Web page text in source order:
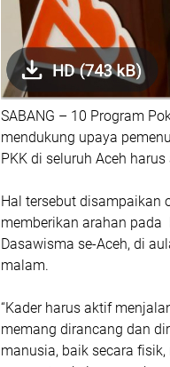
SABANG – 10 Program
mendukung upaya
PKK di seluruh Aceh
Hal tersebut disampaikan
memberikan arahan pada
Dasawisma se-Aceh, di
malam.
“Kader harus aktif
memang dirancang dan
manusia, baik secara